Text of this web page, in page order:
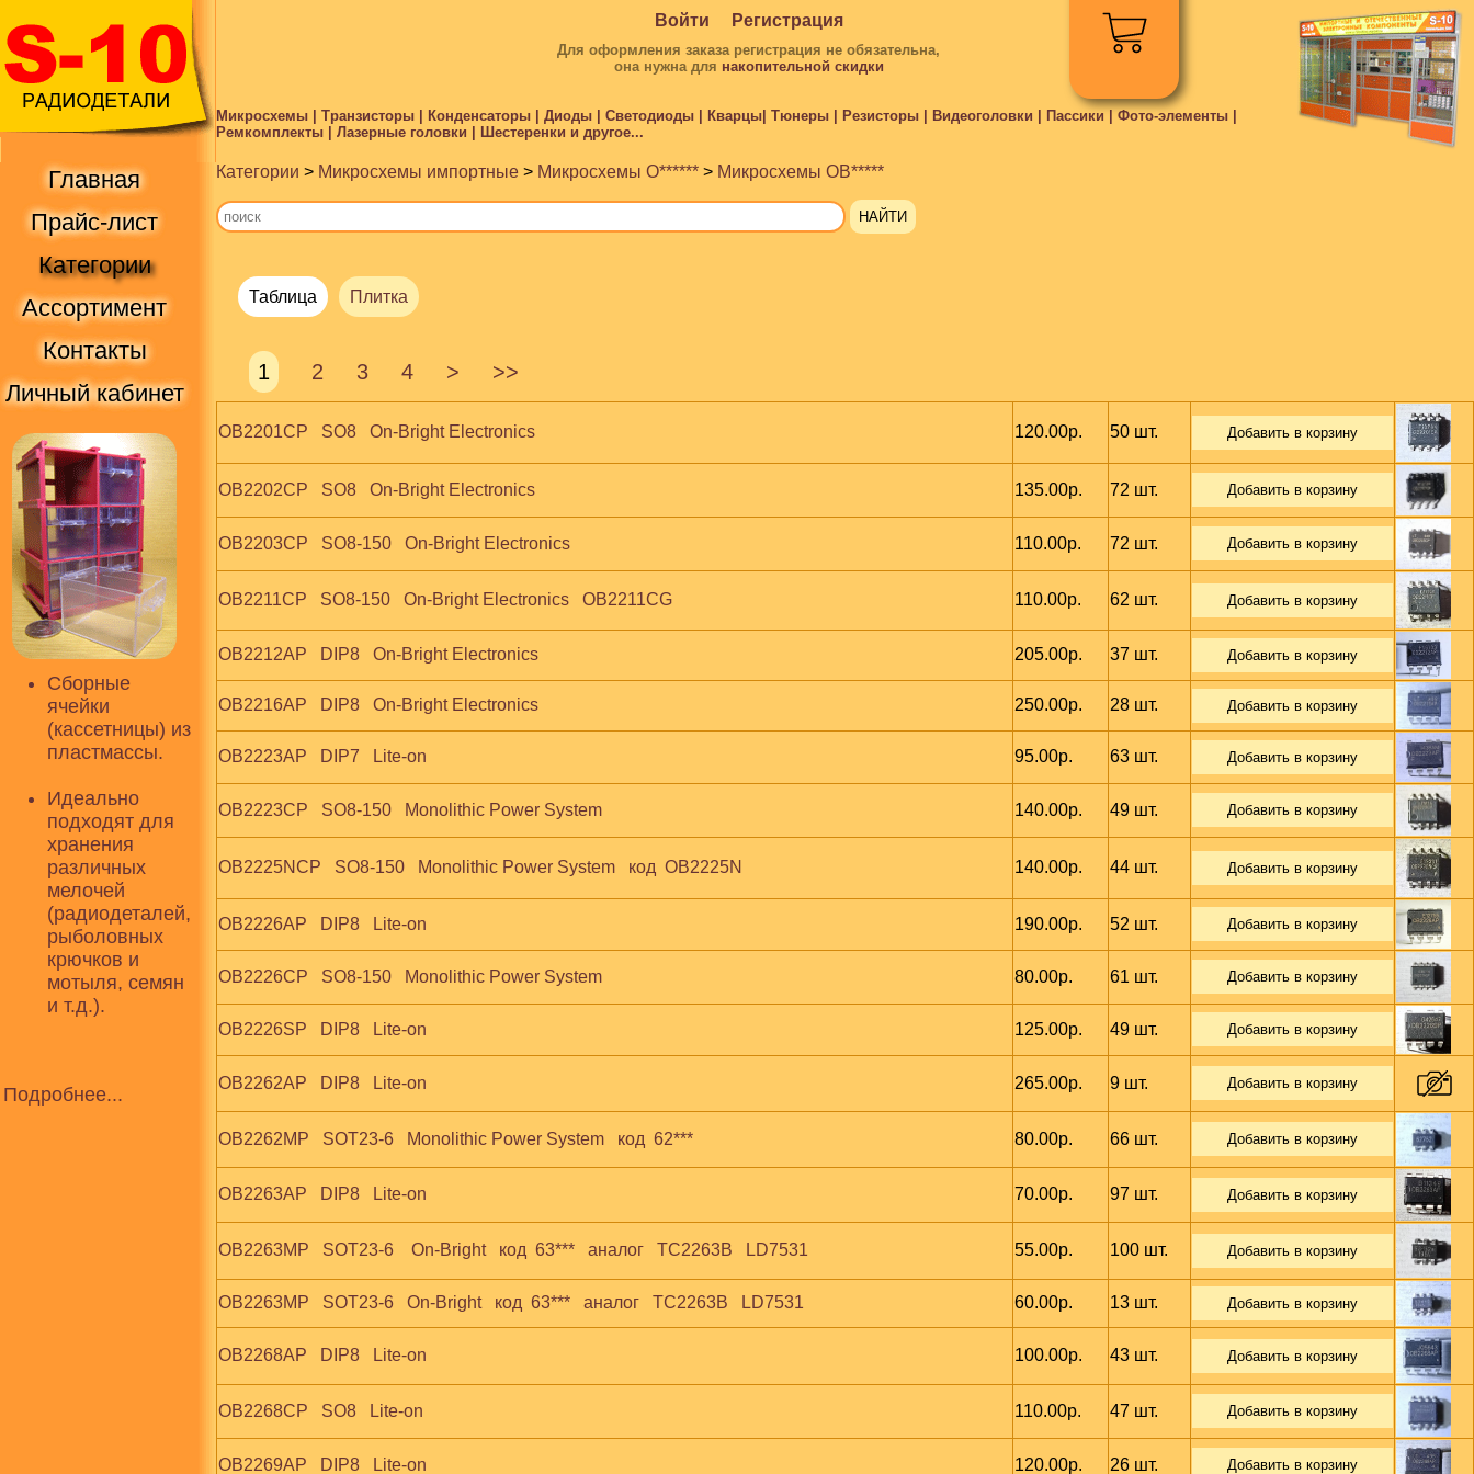
Войти Регистрация
Для оформления заказа регистрация не обязательна,
она нужна для накопительной скидки
Микросхемы | Транзисторы | Конденсаторы | Диоды | Светодиоды | Кварцы| Тюнеры | Резисторы | Видеоголовки | Пассики | Фото-элементы |
Ремкомплекты | Лазерные головки | Шестеренки и другое...
Главная
Прайс-лист
Категории
Ассортимент
Контакты
Личный кабинет
Сборные
ячейки
(кассетницы) из
пластмассы.
Идеально
подходят для
хранения
различных
мелочей
(радиодеталей,
рыболовных
крючков и
мотыля, семян
и т.д.).
Подробнее...
Категории > Микросхемы импортные > Микросхемы O****** > Микросхемы OB*****
Таблица Плитка
1 2 3 4 > >>
OB2201CP   SO8   On-Bright Electronics 120.00р. 50 шт. Добавить в корзину
OB2202CP   SO8   On-Bright Electronics 135.00р. 72 шт. Добавить в корзину
OB2203CP   SO8-150   On-Bright Electronics 110.00р. 72 шт. Добавить в корзину
OB2211CP   SO8-150   On-Bright Electronics   OB2211CG 110.00р. 62 шт. Добавить в корзину
OB2212AP   DIP8   On-Bright Electronics 205.00р. 37 шт. Добавить в корзину
OB2216AP   DIP8   On-Bright Electronics 250.00р. 28 шт. Добавить в корзину
OB2223AP   DIP7   Lite-on 95.00р. 63 шт. Добавить в корзину
OB2223CP   SO8-150   Monolithic Power System 140.00р. 49 шт. Добавить в корзину
OB2225NCP   SO8-150   Monolithic Power System   код  OB2225N 140.00р. 44 шт. Добавить в корзину
OB2226AP   DIP8   Lite-on 190.00р. 52 шт. Добавить в корзину
OB2226CP   SO8-150   Monolithic Power System 80.00р. 61 шт. Добавить в корзину
OB2226SP   DIP8   Lite-on 125.00р. 49 шт. Добавить в корзину
OB2262AP   DIP8   Lite-on 265.00р. 9 шт. Добавить в корзину
OB2262MP   SOT23-6   Monolithic Power System   код  62*** 80.00р. 66 шт. Добавить в корзину
OB2263AP   DIP8   Lite-on 70.00р. 97 шт. Добавить в корзину
OB2263MP   SOT23-6    On-Bright   код  63***   аналог   TC2263B   LD7531 55.00р. 100 шт. Добавить в корзину
OB2263MP   SOT23-6   On-Bright   код  63***   аналог   TC2263B   LD7531 60.00р. 13 шт. Добавить в корзину
OB2268AP   DIP8   Lite-on 100.00р. 43 шт. Добавить в корзину
OB2268CP   SO8   Lite-on 110.00р. 47 шт. Добавить в корзину
OB2269AP   DIP8   Lite-on 120.00р. 26 шт. Добавить в корзину